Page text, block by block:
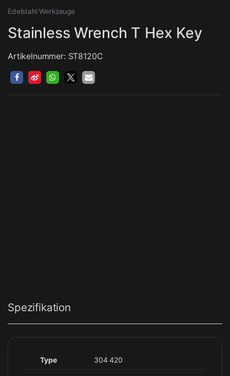
Edelstahl Werkzeuge
Stainless Wrench T Hex Key
Artikelnummer: ST8120C
Spezifikation
Type 304 420